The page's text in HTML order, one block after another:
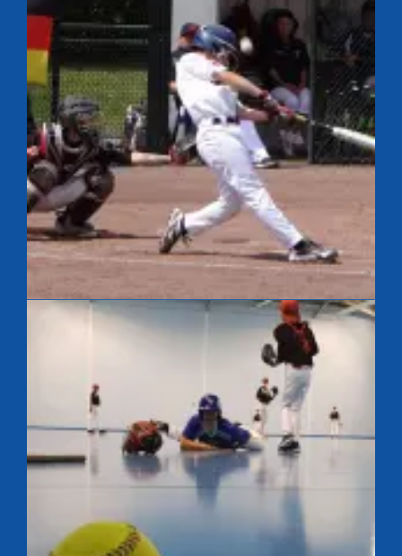
France 12U